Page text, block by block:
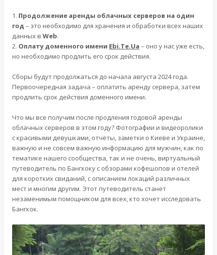
1. Продолжение аренды облачных серверов на один
год – это необходимо для хранения и обработки всех наших
данных в Web.
2. Оплату доменного имени Ebi.Te.Ua – оно у нас уже есть,
но необходимо продлить его срок действия.
Сборы будут продолжаться до начала августа 2024 года.
Первоочередная задача – оплатить аренду сервера, затем
продлить срок действия доменного имени.
Что мы все получим после продления годовой аренды
облачных серверов в этом году? Фотографии и видеоролики
с красивыми девушками, отчёты, заметки о Киеве и Украине,
важную и не совсем важную информацию для мужчин, как по
тематике нашего сообщества, так и не очень, виртуальный
путеводитель по Бангкоку с обзорами кофешопов и отелей
для коротких свиданий, с описанием локаций различных
мест и многим другим. Этот путеводитель станет
незаменимым помощником для всех, кто хочет исследовать
Бангкок.